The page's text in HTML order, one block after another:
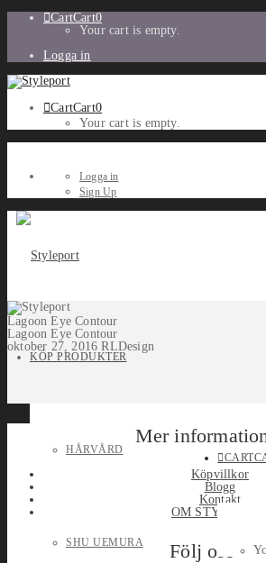
CartCart0
Your cart is empty.
Logga in
CartCart0
Your cart is empty.
Logga in
Sign Up
KÖP PRODUKTER
HÅRVÅRD
SHU UEMURA
CART
Lagoon Eye Contour
Lagoon Eye Contour
oktober 27, 2016 RLDesign
Mer
Köpvillkor
Blogg
Kontakt
OM STYLEPORT
Följ oss